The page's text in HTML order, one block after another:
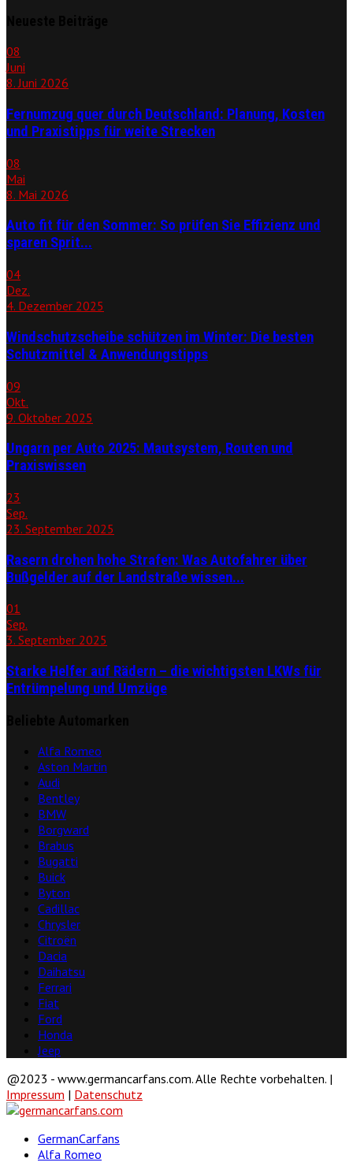
08
Juni
8. Juni 2026
Fernumzug quer durch Deutschland: Planung, Kosten
und Praxistipps für weite Strecken
08
Mai
8. Mai 2026
Auto fit für den Sommer: So prüfen Sie Effizienz und
sparen Sprit...
04
Dez.
4. Dezember 2025
Windschutzscheibe schützen im Winter: Die besten
Schutzmittel & Anwendungstipps
09
Okt.
9. Oktober 2025
Ungarn per Auto 2025: Mautsystem, Routen und
Praxiswissen
23
Sep.
23. September 2025
Rasern drohen hohe Strafen: Was Autofahrer über
Bußgelder auf der Landstraße wissen...
01
Sep.
3. September 2025
Starke Helfer auf Rädern – die wichtigsten LKWs für
Entrümpelung und Umzüge
Alfa Romeo
Aston Martin
Audi
Bentley
BMW
Borgward
Brabus
Bugatti
Buick
Byton
Cadillac
Chrysler
Citroën
Dacia
Daihatsu
Ferrari
Fiat
Ford
Honda
Jeep
@2023 - www.germancarfans.com. Alle Rechte vorbehalten. |
Impressum | Datenschutz
GermanCarfans
Alfa Romeo